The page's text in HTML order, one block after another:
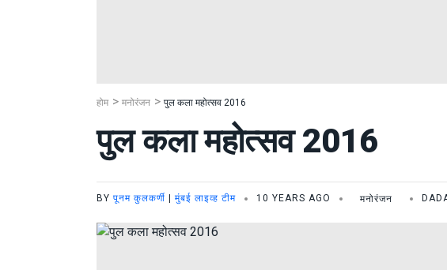
होम मनोरंजन पुल कला महोत्सव 2016
पुल कला महोत्सव 2016
BY पूनम कुलकर्णी मुंबई लाइव्ह टीम 10 YEARS AGO मनोरंजन